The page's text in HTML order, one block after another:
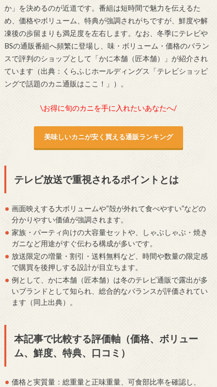
か」を決めるのが近道です。番組は短時間で魅力を伝えるた
め、価格やボリューム、特典が強調されがちですが、鮮度や解
凍後の歩留まりも満足度を左右します。なお、冬季にテレビや
BSの通販番組へ頻繁に登場し、味・ボリューム・価格のバラン
スで評判のショップとして「かに本舗（匠本舗）」が紹介され
ています（出典：くらふじホールディングス「テレビショッピ
ングで話題のカニ通販はここ！」）。
\お得に旬のカニを手に入れたいあなたへ/
美味しいカニが安く買える通販ランキング
テレビ放送で重視されるポイントとは
画面映えする大ボリュームや“殻が外れて食べやすい”などの
分かりやすい価値が強調されます。
家族・パーティ向けの大容量セットや、しゃぶしゃぶ・焼き
ガニなど用途がすぐ伝わる構成が多いです。
放送限定の増量・割引・送料無料など、時間や数量の限定感
で購買を後押しする設計が目立ちます。
例として、かに本舗（匠本舗）は冬のテレビ通販で露出が多
いブランドとして知られ、総合的なバランスが評価されてい
ます（同上出典）。
本記事で比較する評価軸（価格、ボリュー
ム、鮮度、特典、口コミ）
価格と実質量：総重量と正味重量、可食部比率を確認し、